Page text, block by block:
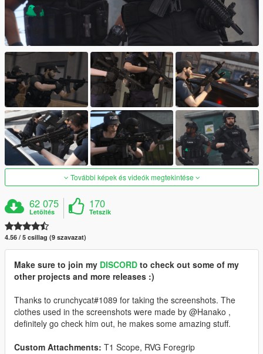
További képek és videók megtekintése
62 075
Letöltés
170
Tetszik
4.56 / 5 csillag (9 szavazat)
Make sure to join my DISCORD to check out some of my
other projects and more releases :)
Thanks to crunchycat#1089 for taking the screenshots. The
clothes used in the screenshots were made by @Hanako ,
definitely go check him out, he makes some amazing stuff.
Custom Attachments: T1 Scope, RVG Foregrip